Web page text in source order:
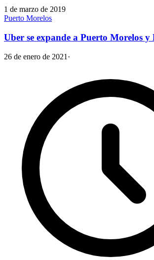
1 de marzo de 2019
Puerto Morelos
Uber se expande a Puerto Morelos
26 de enero de 2021 ·